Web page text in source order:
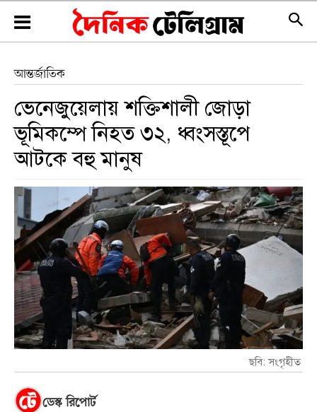
আন্তর্জাতিক
ভেনেজুয়েলায় শক্তিশালী জোড়া
ভূমিকম্পে নিহত ৩২, ধ্বংসস্তূপে
আটকে বহু মানুষ
ছবি: সংগৃহীত
ডেস্ক রিপোর্ট